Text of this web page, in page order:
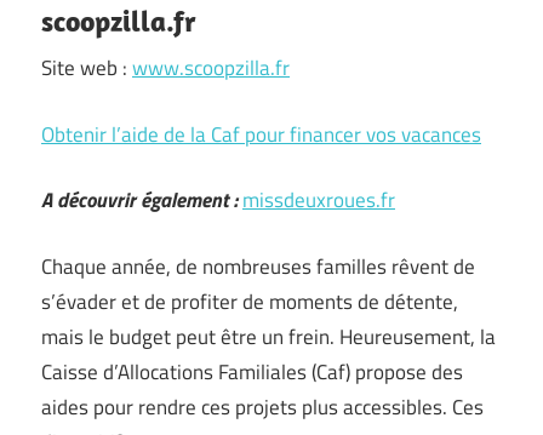
scoopzilla.fr
Site web :www.scoopzilla.fr
Obtenir l’aide de la Caf pour financer vos vacances
A découvrir également :missdeuxroues.fr
Chaque année, de nombreuses familles rêvent de
s’évader et de profiter de moments de détente,
mais le budget peut être un frein. Heureusement, la
Caisse d’Allocations Familiales (Caf) propose des
aides pour rendre ces projets plus accessibles. Ces